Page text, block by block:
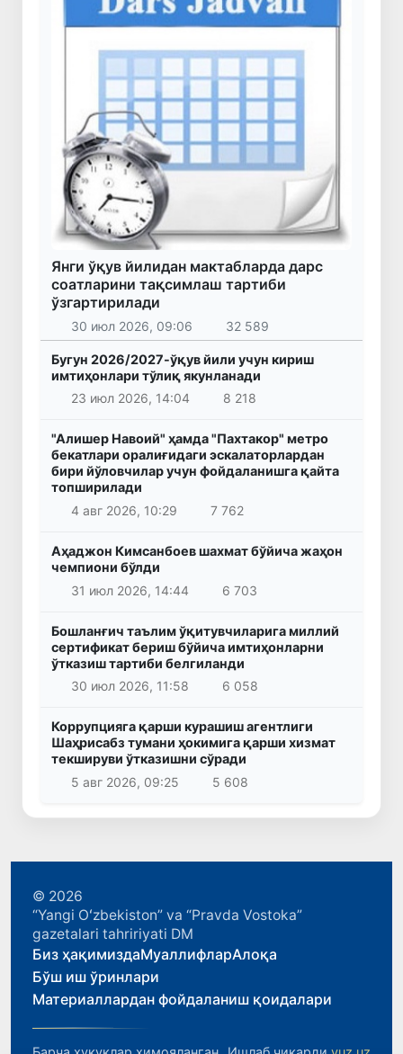
Янги ўқув йилидан мактабларда дарс
соатларини тақсимлаш тартиби
ўзгартирилади
30 июл 2026, 09:06 32 589
Бугун 2026/2027-ўқув йили учун кириш
имтиҳонлари тўлиқ якунланади
23 июл 2026, 14:04
8 218
"Алишер Навоий" ҳамда "Пахтакор" метро
бекатлари оралиғидаги эскалаторлардан
бири йўловчилар учун фойдаланишга қайта
топширилади
4 авг 2026, 10:29
7 762
Аҳаджон Кимсанбоев шахмат бўйича жаҳон
чемпиони бўлди
31 июл 2026, 14:44
6 703
Бошланғич таълим ўқитувчиларига миллий
сертификат бериш бўйича имтиҳонларни
ўтказиш тартиби белгиланди
30 июл 2026, 11:58
6 058
Коррупцияга қарши курашиш агентлиги
Шаҳрисабз тумани ҳокимига қарши хизмат
текшируви ўтказишни сўради
5 авг 2026, 09:25
5 608
© 2026
“Yangi Oʻzbekiston” va “Pravda Vostoka”
gazetalari tahririyati DM
Биз ҳақимиздаМуаллифларАлоқа
Бўш иш ўринлари
Материаллардан фойдаланиш қоидалари